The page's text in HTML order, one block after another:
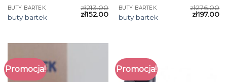
BUTY BARTEK
buty bartek
zł213.00
zł152.00
BUTY BARTEK
buty bartek
zł276.00
zł197.00
Promocja! Promocja!